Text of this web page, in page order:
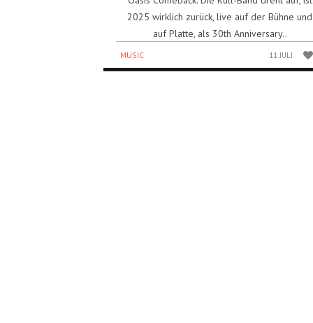
2025 wirklich zurück, live auf der Bühne und
auf Platte, als 30th Anniversary..
MUSIC 11 JULI